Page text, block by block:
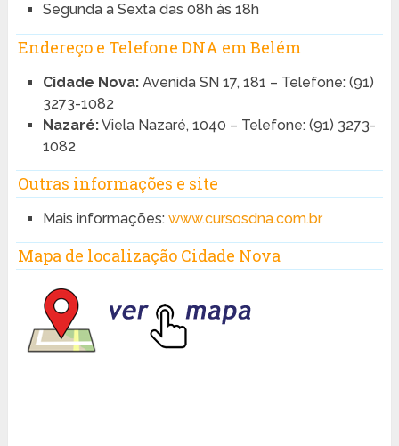
Segunda a Sexta das 08h às 18h
Endereço e Telefone DNA em Belém
Cidade Nova:Avenida SN 17, 181 – Telefone: (91)
3273-1082
Nazaré:Viela Nazaré, 1040 – Telefone: (91) 3273-
1082
Outras informações e site
Mais informações: www.cursosdna.com.br
Mapa de localização Cidade Nova